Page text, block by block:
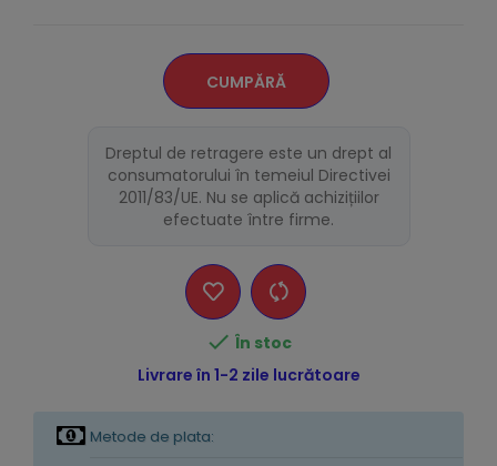
CUMPĂRĂ
Dreptul de retragere este un drept al
consumatorului în temeiul Directivei
2011/83/UE. Nu se aplică achizițiilor
efectuate între firme.
 În stoc
Livrare în 1-2 zile lucrătoare
Metode de plata: